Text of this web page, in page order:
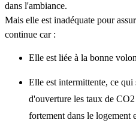
dans l'ambiance.
Mais elle est inadéquate pour
continue car :
Elle est liée à la bonne
Elle est intermittente, ce
d'ouverture les taux de
fortement dans le logement